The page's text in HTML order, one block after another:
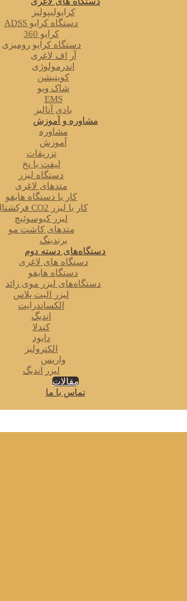
کرایولیپولیز
دستگاه کرایو ADSS
کرایو 360
دستگاه کرایو رومیزی
آر اف لاغری
اندرمولوژی
کویتیشن
شاک ویو
EMS
بادی آنالیز
مشاوره و آموزش
مشاوره
آموزش
تزریقات
لیفت با نخ
دستگاه لیزر
متدهای لاغری
کار با دستگاه هایفو
کار با لیزر CO2 فرکشنال
لیزر کیوسوئیچ
متدهای کاشت مو
برندینگ
دستگاه‌های دسته دوم
دستگاه های لاغری
دستگاه هایفو
دستگاه‌های لیزر موی زائد
لیزر الیت پلاس
الکساندرایت
اندیگ
کندلا
دایود
الکترولیز
واریس
لیزر اندیگ
مقالات
تماس با ما